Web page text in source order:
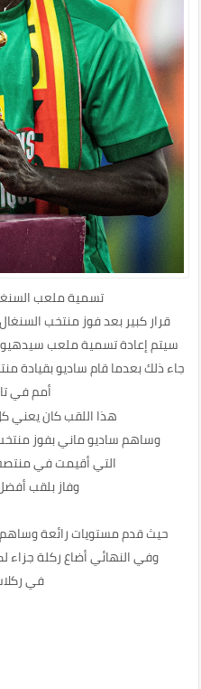
تسمية ملعب
قرار كبير بعد فوز منتخب
سيتم إعادة تسمية ملعب
جاء ذلك بعدما قام ساديو بقيادة
أمم في
هذا اللقب كان يعني
وساهم ساديو ماني بفوز منتخب
التي أقيمت في منتصف
وفاز بلقب
حيث قدم مستويات رائعة
وفي النهائي أضاع ركلة جزاء
في